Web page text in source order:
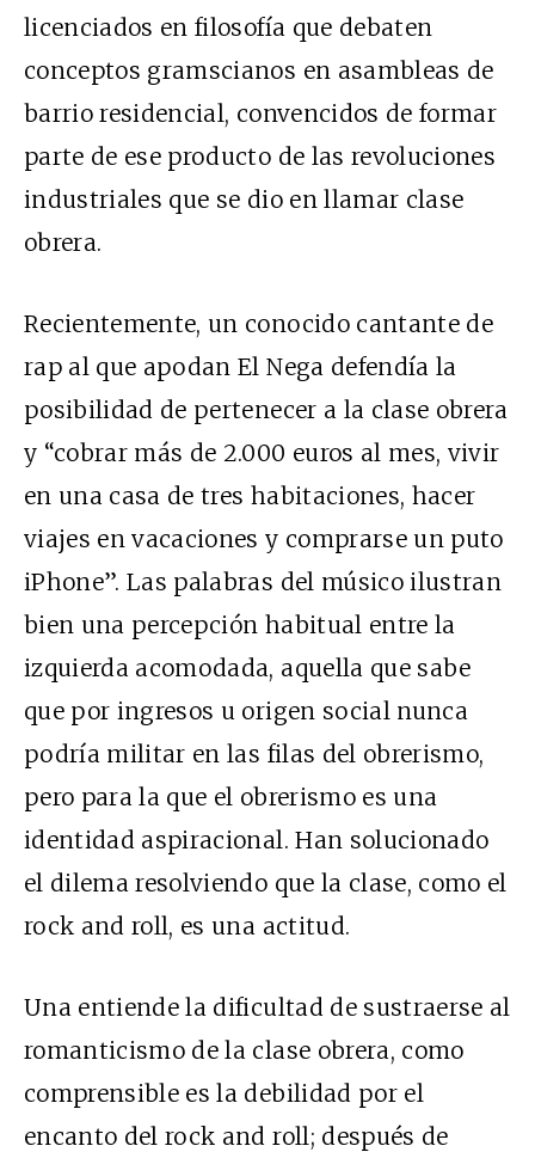
licenciados en filosofía que debaten
conceptos gramscianos en asambleas de
barrio residencial, convencidos de formar
parte de ese producto de las revoluciones
industriales que se dio en llamar clase
obrera.
Recientemente, un conocido cantante de
rap al que apodan El Nega defendía la
posibilidad de pertenecer a la clase obrera
y “cobrar más de 2.000 euros al mes, vivir
en una casa de tres habitaciones, hacer
viajes en vacaciones y comprarse un puto
iPhone”. Las palabras del músico ilustran
bien una percepción habitual entre la
izquierda acomodada, aquella que sabe
que por ingresos u origen social nunca
podría militar en las filas del obrerismo,
pero para la que el obrerismo es una
identidad aspiracional. Han solucionado
el dilema resolviendo que la clase, como el
rock and roll, es una actitud.
Una entiende la dificultad de sustraerse al
romanticismo de la clase obrera, como
comprensible es la debilidad por el
encanto del rock and roll; después de